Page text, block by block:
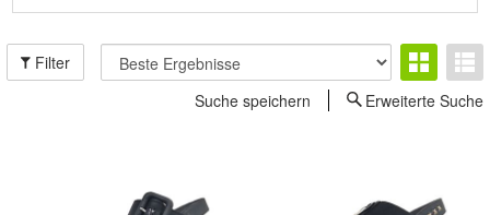
Filter
Suche speichern
Erweiterte Suche